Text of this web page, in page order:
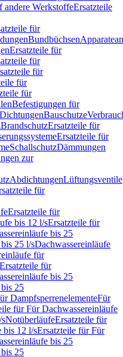
andere WerkstoffeErsatzteile
für
Bundbüchsen
Ersatzteile für
für
für
für
für
Befestigungen für
DichtungenBauschutze
BrandschutzErsatzteile für
Ersatzteile für
SchallschutzDämmungen
zur
AbdichtungenLüftungsventile
für
Ersatzteile für
bis 12 l/sErsatzteile für
bis 25
25 l/sDachwassereinläufe
für
Ersatzteile für
bis 25
25
DampfsperrenelementeFür
für Für Dachwassereinläufe
NotüberläufeErsatzteile für
bis 12 l/sErsatzteile für Für
bis 25
25